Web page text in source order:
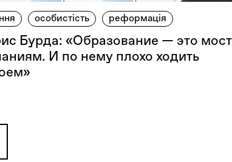
особистість реформація
Бурда: «Образование — это мост
И по нему плохо ходить